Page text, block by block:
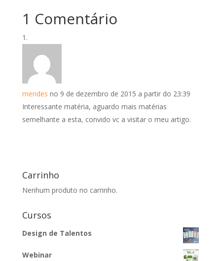
1 Comentário
mendes no 9 de dezembro de 2015 a partir do 23:39
Interessante matéria, aguardo mais matérias
semelhante a esta, convido vc a visitar o meu artigo.
Carrinho
Nenhum produto no carrinho.
Cursos
Design de Talentos
Webinar